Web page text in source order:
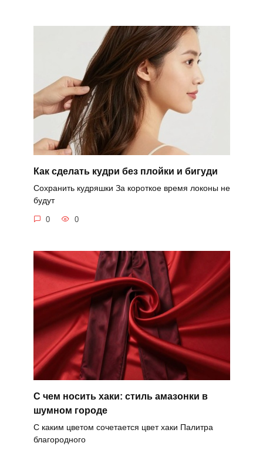
Как сделать кудри без плойки и бигуди
Сохранить кудряшки За короткое время локоны не
будут
0 0
С чем носить хаки: стиль амазонки в
шумном городе
С каким цветом сочетается цвет хаки Палитра
благородного